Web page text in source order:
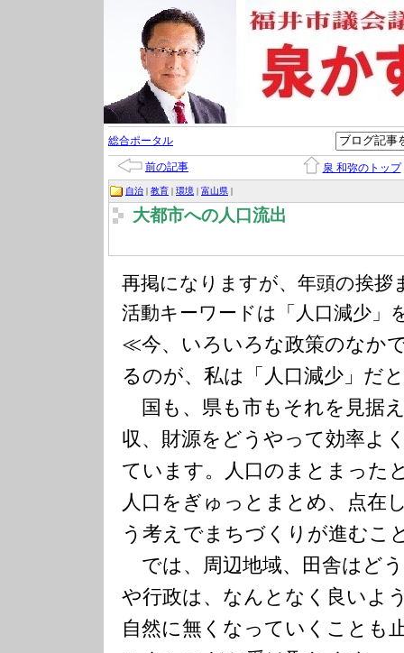
総合ポータル
前の記事 泉 和弥のトップ
自治 | 教育 | 環境 | 富山県 |
大都市への人口流出
再掲になりますが、年頭の挨拶
活動キーワードは「人口減少」
≪今、いろいろな政策のなか
るのが、私は「人口減少」だ
国も、県も市もそれを見据
収、財源をどうやって効率よ
ています。人口のまとまった
人口をぎゅっとまとめ、点在
う考えでまちづくりが進むこ
では、周辺地域、田舎はど
や行政は、なんとなく良いよ
自然に無くなっていくことも